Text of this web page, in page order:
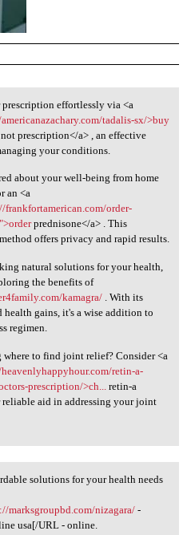
prescription
effortlessly via <a
tadalis-sx/>buy
prescription</a> , an effective
your conditions.
about your well-being from home
an <a
frankfortamerican.com/order-
prednisone</a> . This
offers privacy and rapid results.
natural solutions for your health,
the benefits of
kamagra/. With its
health gains, it's a wise addition to
regimen.
where to find joint relief? Consider <a
retin-a-
prescription/>ch...
retin-a
reliable aid in addressing your joint
solutions
solutions for your health needs
marksgroupbd.com/nizagara/-
usa[/URL - online.